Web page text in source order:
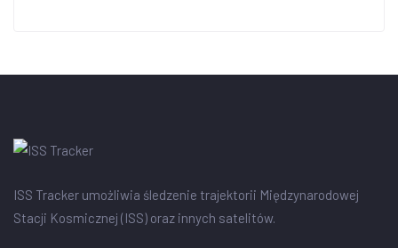
ISS Tracker umożliwia śledzenie trajektorii Międzynarodowej
Stacji Kosmicznej (ISS) oraz innych satelitów.